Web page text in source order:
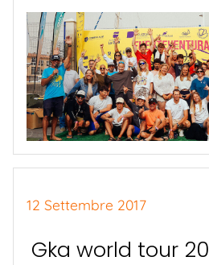
12 Settembre 2017
Gka world tour